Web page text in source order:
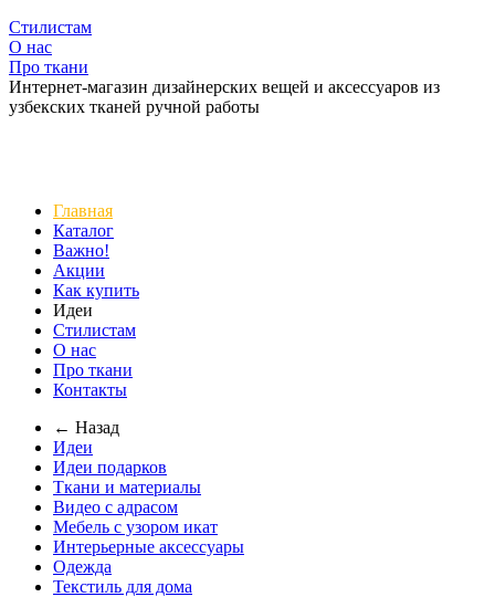
Стилистам
О нас
Про ткани
Интернет-магазин дизайнерских вещей и аксессуаров из
узбекских тканей ручной работы
Главная
Каталог
Важно!
Акции
Как купить
Идеи
Стилистам
О нас
Про ткани
Контакты
← Назад
Идеи
Идеи подарков
Ткани и материалы
Видео с адрасом
Мебель с узором икат
Интерьерные аксессуары
Одежда
Текстиль для дома